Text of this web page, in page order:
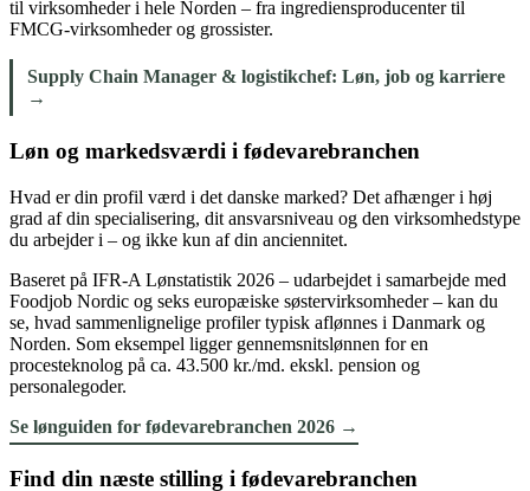
til virksomheder i hele Norden – fra ingrediensproducenter til
FMCG-virksomheder og grossister.
Supply Chain Manager & logistikchef: Løn, job og karriere
→
Løn og markedsværdi i fødevarebranchen
Hvad er din profil værd i det danske marked? Det afhænger i høj
grad af din specialisering, dit ansvarsniveau og den virksomhedstype
du arbejder i – og ikke kun af din anciennitet.
Baseret på IFR-A Lønstatistik 2026 – udarbejdet i samarbejde med
Foodjob Nordic og seks europæiske søstervirksomheder – kan du
se, hvad sammenlignelige profiler typisk aflønnes i Danmark og
Norden. Som eksempel ligger gennemsnitslønnen for en
procesteknolog på ca. 43.500 kr./md. ekskl. pension og
personalegoder.
Se lønguiden for fødevarebranchen 2026 →
Find din næste stilling i fødevarebranchen